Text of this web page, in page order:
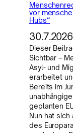
vor
Hubs“
30.7.2026
Dieser
Sichtbar –
Asyl- und
erarbeitet
Bereits im
geplanten
Nun hat
des